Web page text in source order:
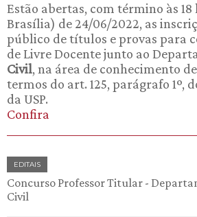
Estão abertas, com término às
Brasília) de 24/06/2022, as
público de títulos e provas para
de Livre Docente junto ao
Civil, na área de conhecimento de
termos do art. 125, parágrafo 1º,
da USP.
Confira
EDITAIS
Concurso Professor Titular -
Civil